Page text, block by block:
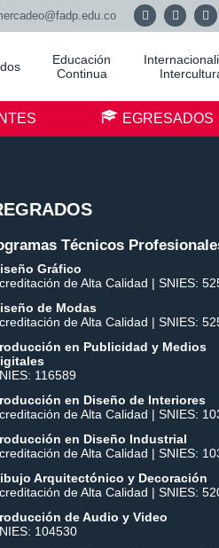
Educación
Continua
EGRESADOS
Técnicos
Gráfico
de Alta Calidad | SNIES:
de Modas
de Alta Calidad | SNIES:
en Publicidad y Medios
116589
en Diseño de Interiores
de Alta Calidad | SNIES:
en Diseño Industrial
de Alta Calidad | SNIES:
Arquitectónico y Decoración
de Alta Calidad | SNIES:
de Audio y Video
104530